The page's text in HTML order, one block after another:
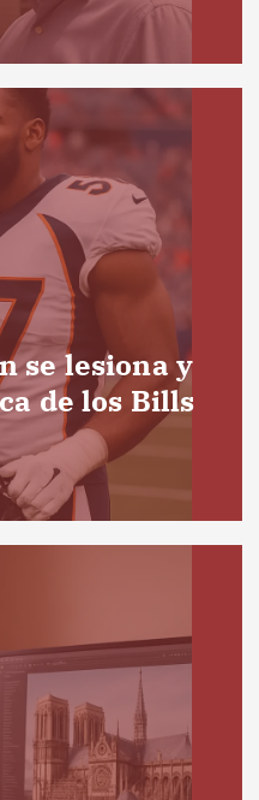
se lesiona y
de los Bills